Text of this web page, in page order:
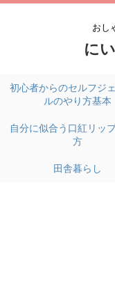
おし
に
初心者からのセルフジ
ルのやり方基本
自分に似合う口紅リッ
方
田舎暮らし